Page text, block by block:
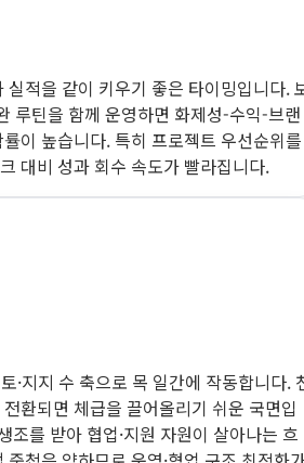
실적을 같이 키우기 좋은 타이밍입니다.
루틴을 함께 운영하면 화제성-수익-브랜
이 높습니다. 특히 프로젝트 우선순위를
대비 성과 회수 속도가 빨라집니다.
·지지 수 축으로 목 일간에 작동합니다.
환되면 체급을 끌어올리기 쉬운 국면입
조를 받아 협업·지원 자원이 살아나는 흐